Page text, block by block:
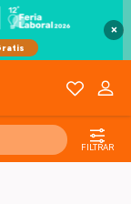
×
FILTRAR